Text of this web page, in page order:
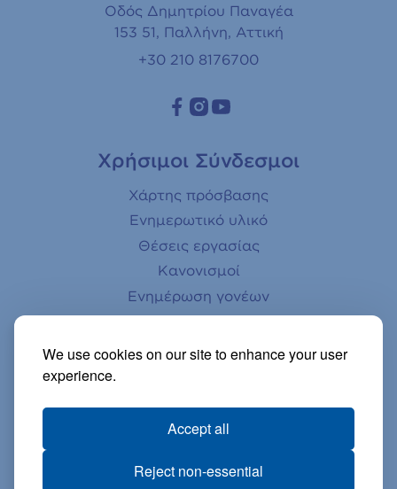
We use cookies on our site to enhance your user
experience.
Accept all
Reject non-essential
Οδός Δημητρίου Παναγέα
153 51, Παλλήνη, Αττική
+30 210 8176700
Χρήσιμοι Σύνδεσμοι
Χάρτης πρόσβασης
Ενημερωτικό υλικό
Θέσεις εργασίας
Κανονισμοί
Ενημέρωση γονέων
Αστεροσκοπείο
Βιβλιοθήκη
Ηλεκτρονικό κατάστημα